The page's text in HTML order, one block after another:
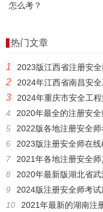
怎么考？
热门文章
1 2023版江西省注册安全
2 2024年江西省南昌安
3
2024年重庆市安全工
4
2020年最全的注册安
5
2022版各地注册安全师
6
2023版注册安全师在
7
2021年各地注册安全
8
2020年最新版湖北省
9
2024版注册安全师考试
10
2021年最新的湖南注